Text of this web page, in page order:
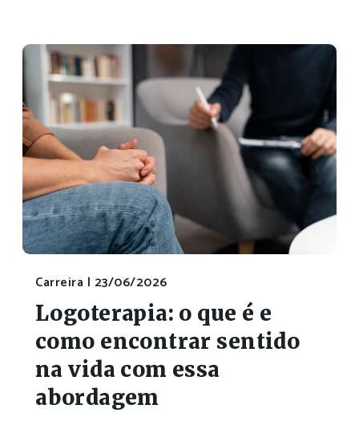
Carreira | 23/06/2026
Logoterapia: o que é e
como encontrar sentido
na vida com essa
abordagem